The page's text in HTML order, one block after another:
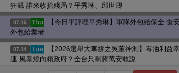
狂飆 誰來收拾殘局？平秀琳、邱世卿
07.16 Thu
【今日平評理平秀琳】軍隊外包給保全 食
外包給業者
07.14 Tue
【2026選舉大車拚之吳董神測】毒油利益牽
連 風暴燒向賴政府？全台只剩蔣萬安敢說